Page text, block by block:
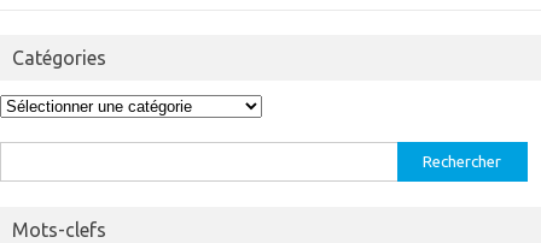
Catégories
Catégories
Mots-clefs